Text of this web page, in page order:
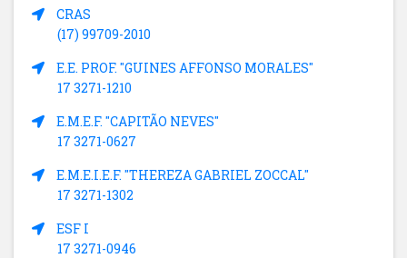
CRAS
(17) 99709-2010
E.E. PROF. "GUINES AFFONSO MORALES"
17 3271-1210
E.M.E.F. "CAPITÃO NEVES"
17 3271-0627
E.M.E.I.E.F. "THEREZA GABRIEL ZOCCAL"
17 3271-1302
ESF I
17 3271-0946